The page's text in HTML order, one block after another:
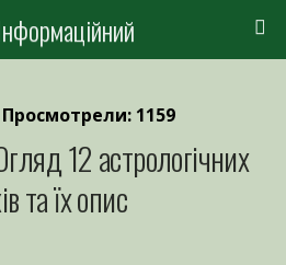
Просмотрели: 1159
12 астрологічних
та їх опис